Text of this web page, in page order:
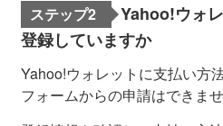
ステップ2
Yahoo!ウォ
登録していますか
Yahoo!ウォレットに支払い方
フォームからの申請はできませ